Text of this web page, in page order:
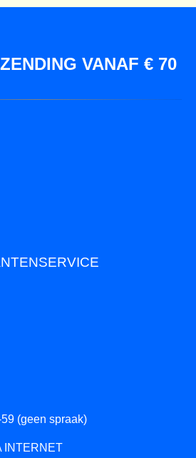
VANAF € 70
(geen spraak)
INTERNET